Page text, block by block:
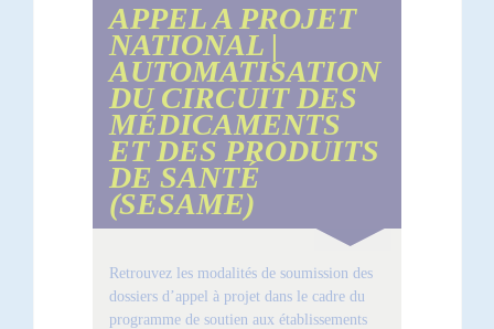
APPEL A PROJET
NATIONAL |
AUTOMATISATION
DU CIRCUIT DES
MÉDICAMENTS
ET DES PRODUITS
DE SANTÉ
(SESAME)
Retrouvez les modalités de soumission des
dossiers d’appel à projet dans le cadre du
programme de soutien aux établissements